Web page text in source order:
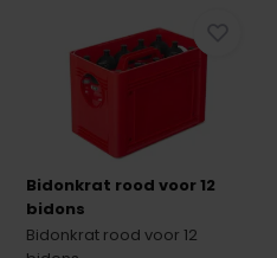
Bidonkrat rood voor 12
bidons
Bidonkrat rood voor 12